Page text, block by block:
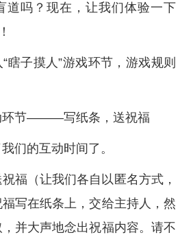
道吗？现在，让我们体验一下
瞎子摸人”游戏环节，游戏规则
环节———写纸条，送祝福
们的互动时间了。
福（让我们各自以匿名方式，
写在纸条上，交给主持人，然
并大声地念出祝福内容。请不